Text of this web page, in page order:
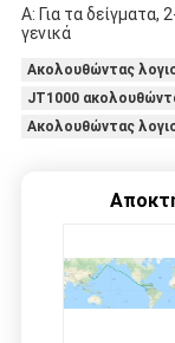
Α: Για τα δείγματα,
γενικά
Ακολουθώντας
JT1000
Ακολουθώντας